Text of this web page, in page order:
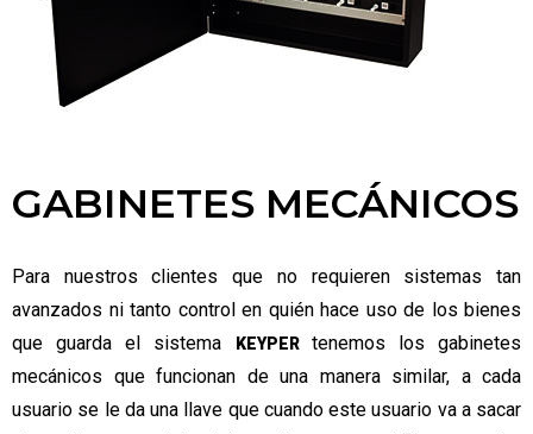
GABINETES MECÁNICOS
Para nuestros clientes que no requieren sistemas tan
avanzados ni tanto control en quién hace uso de los bienes
que guarda el sistema
KEYPER tenemos los gabinetes
mecánicos que funcionan de una manera similar, a cada
usuario se le da una llave que cuando este usuario va a sacar